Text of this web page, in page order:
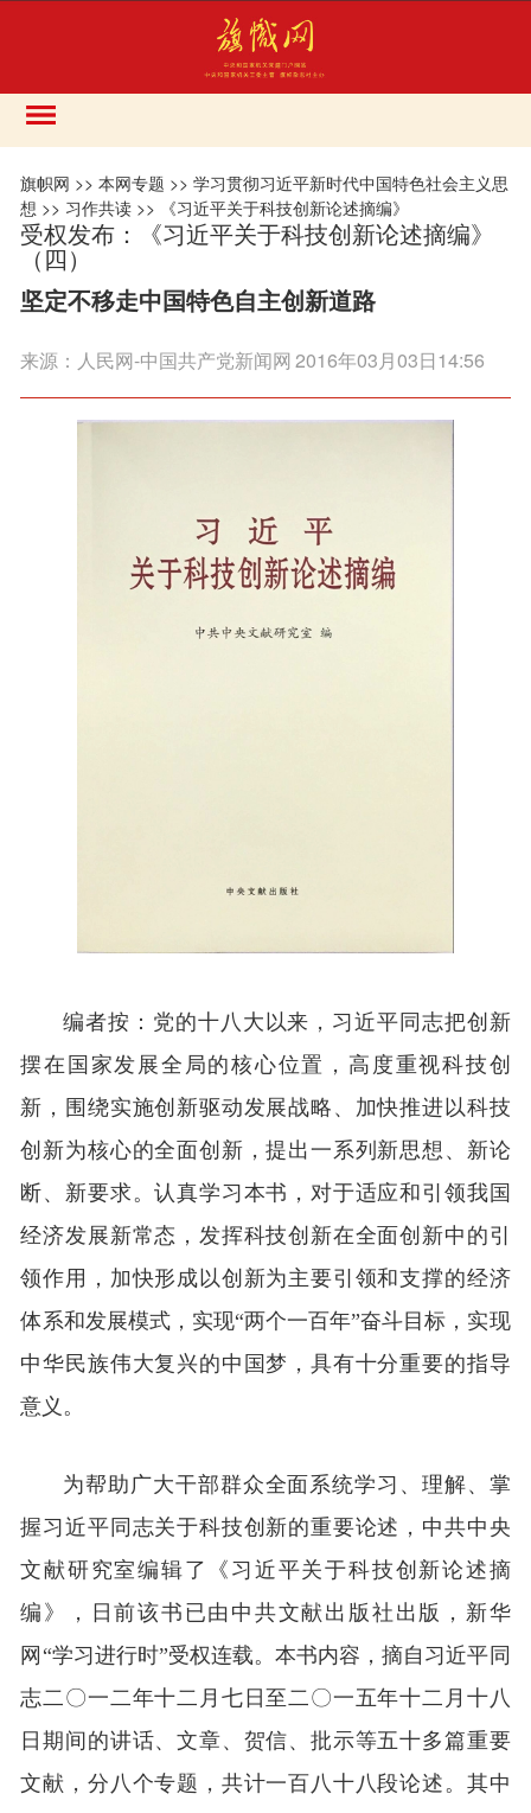
旗帜网 >>本网专题 >>学习贯彻习近平新时代中国特色社会主义思
想 >> 习作共读 >> 《习近平关于科技创新论述摘编》
受权发布：《习近平关于科技创新论述摘编》
（四）
坚定不移走中国特色自主创新道路
来源： 人民网-中国共产党新闻网2016年03月03日14:56
编者按：党的十八大以来，习近平同志把创新
摆在国家发展全局的核心位置，高度重视科技创
新，围绕实施创新驱动发展战略、加快推进以科技
创新为核心的全面创新，提出一系列新思想、新论
断、新要求。认真学习本书，对于适应和引领我国
经济发展新常态，发挥科技创新在全面创新中的引
领作用，加快形成以创新为主要引领和支撑的经济
体系和发展模式，实现“两个一百年”奋斗目标，实现
中华民族伟大复兴的中国梦，具有十分重要的指导
意义。
为帮助广大干部群众全面系统学习、理解、掌
握习近平同志关于科技创新的重要论述，中共中央
文献研究室编辑了《习近平关于科技创新论述摘
编》，日前该书已由中共文献出版社出版，新华
网“学习进行时”受权连载。本书内容，摘自习近平同
志二〇一二年十二月七日至二〇一五年十二月十八
日期间的讲话、文章、贺信、批示等五十多篇重要
文献，分八个专题，共计一百八十八段论述。其中